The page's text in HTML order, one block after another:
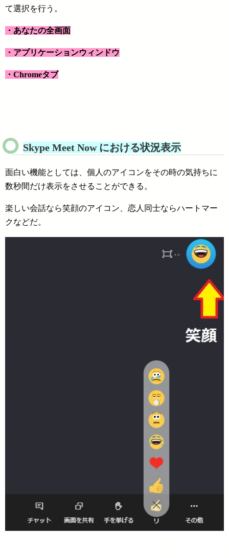
て選択を行う。
・あなたの全画面
・アプリケーションウィンドウ
・Chromeタブ
Skype Meet Now における状況表示
面白い機能としては、個人のアイコンをその時の気持ちに
数秒間だけ表示をさせることができる。
楽しい会話なら笑顔のアイコン、恋人同士ならハートマー
クなどだ。